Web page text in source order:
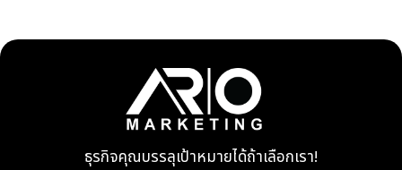
ธุรกิจคุณบรรลุเป้าหมายได้ถ้าเลือกเรา!